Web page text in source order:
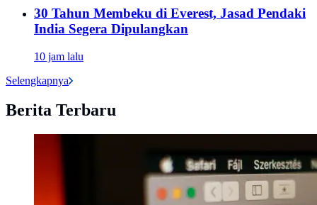
30 Tahun Membeku di Everest, Jasad Pendaki
India Segera Dipulangkan
10 jam lalu
Selengkapnya
Berita Terbaru